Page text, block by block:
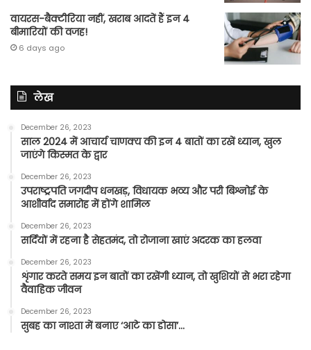
वायरस-बैक्टीरिया नहीं, खराब आदतें हैं इन 4
बीमारियों की वजह!
6 days ago
लेख
December 26, 2023
साल 2024 में आचार्य चाणक्य की इन 4 बातों का रखें ध्यान, खुल
जाएंगे किस्मत के द्वार
December 26, 2023
उपराष्ट्रपति जगदीप धनखड़, विधायक भव्य और परी बिश्नोई के
आशीर्वाद समारोह में होंगे शामिल
December 26, 2023
सर्दियों में रहना है सेहतमंद, तो रोजाना खाएं अदरक का हलवा
December 26, 2023
शृंगार करते समय इन बातों का रखेंगी ध्यान, तो खुशियों से भरा रहेगा
वैवाहिक जीवन
December 26, 2023
सुबह का नाश्ता में बनाए ‘आटे का डोसा’…